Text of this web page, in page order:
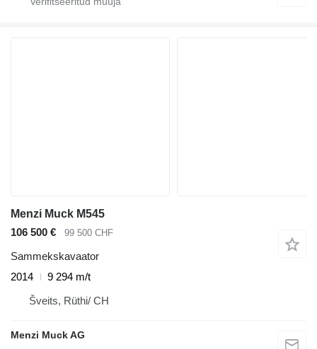
Menzi Muck M545
106 500 €
99 500 CHF
Sammekskavaator
2014
9 294 m/t
Šveits, Rüthi/ CH
Menzi Muck AG